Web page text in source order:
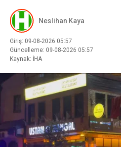
Neslihan Kaya
Giriş: 09-08-2026 05:57
Güncelleme: 09-08-2026 05:57
Kaynak: İHA